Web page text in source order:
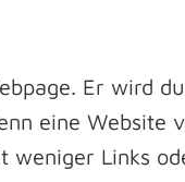
Er wird
eine
Links